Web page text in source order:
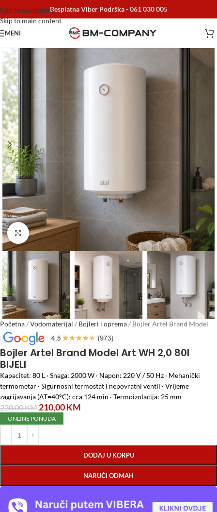
Skip to navigation
Skip to main content
Besplatna Viber Podrška -061 030 005
MENI
Click to enlarge
Početna/Vodomaterijal / Bojleri i oprema/ Bojler Artel Brand Model
Art WH 2,0 80l BIJELI
Bojler Artel Brand Model Art WH 2,0 80l
BIJELI
Kapacitet: 80 L · Snaga: 2000 W · Napon: 220 V / 50 Hz · Mehanički
termometar · Sigurnosni termostat i nepovratni ventil · Vrijeme
zagrijavanja (ΔT=40°C): cca 124 min · Termoizolacija: 25 mm
230,00KM 210,00KM
ONLINE PONUDA
DODAJ U KORPU
NARUČI ODMAH